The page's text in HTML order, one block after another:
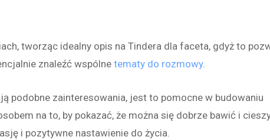
tworząc idealny opis na Tindera dla faceta, gdyż to
znaleźć wspólnetematy do rozmowy.
podobne zainteresowania, jest to pomocne w budowaniu
na to, by pokazać, że można się dobrze bawić i
i pozytywne nastawienie do życia.